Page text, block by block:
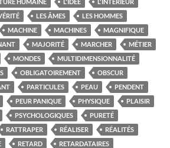
LES ÂMES
LES HOMMES
MACHINE MACHINES
MAGNIFIQUE
MAJORITÉ MARCHER
MÉTIER
MONDES
MULTIDIMENSIONNALITÉ
OBLIGATOIREMENT
OBSCUR
PARTICULES PEAU
PENDENT
PEUR PANIQUE PHYSIQUE
PLAISIR
PSYCHOLOGIQUES
PURETÉ
RATTRAPER RÉALISER
RÉALITÉS
RETARD
RETARDATAIRES